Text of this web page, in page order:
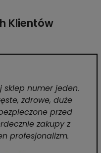
Klientów
sklep numer jeden.
zdrowe, duże
przed
zakupy z
profesjonalizm.